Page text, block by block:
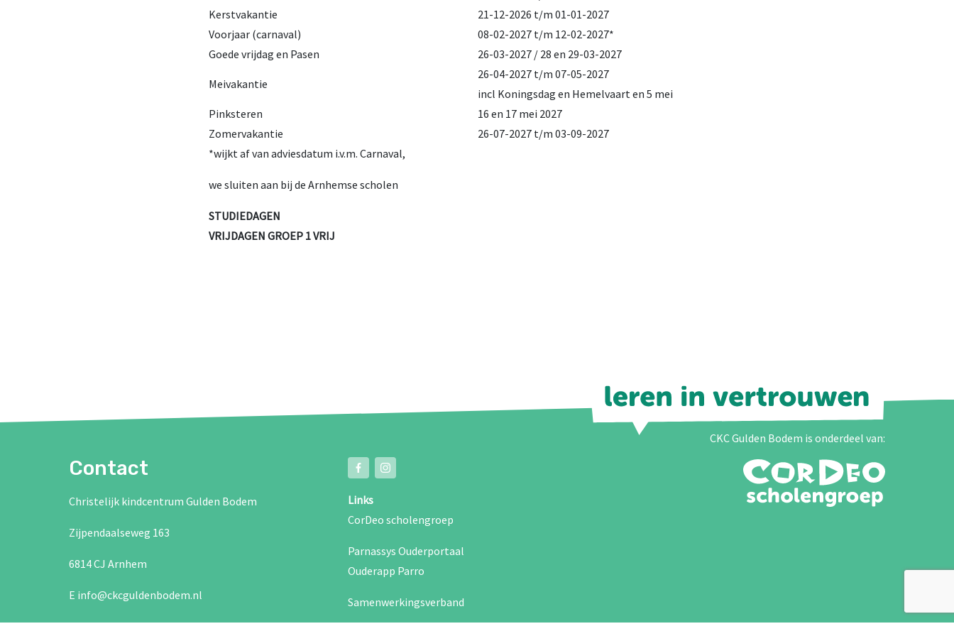
Kerstvakantie
21-12-2026 t/m 01-01-2027
Voorjaar (carnaval)
08-02-2027 t/m 12-02-2027*
Goede vrijdag en Pasen
26-03-2027 / 28 en 29-03-2027
Meivakantie
26-04-2027 t/m 07-05-2027
incl Koningsdag en Hemelvaart en 5 mei
Pinksteren
16 en 17 mei 2027
Zomervakantie
26-07-2027 t/m 03-09-2027
*wijkt af van adviesdatum i.v.m. Carnaval,
we sluiten aan bij de Arnhemse scholen
STUDIEDAGEN
VRIJDAGEN GROEP 1 VRIJ
Contact
Christelijk kindcentrum Gulden Bodem
Zijpendaalseweg 163
6814 CJ Arnhem
E info@ckcguldenbodem.nl
T 026-4423329
Links
CorDeo scholengroep
Parnassys Ouderportaal
Ouderapp Parro
Samenwerkingsverband
CKC Gulden Bodem is onderdeel van: